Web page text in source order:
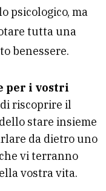
psicologico, ma
tutta una
benessere.
per i vostri
riscoprire il
stare insieme
da dietro uno
vi terranno
vostra vita.